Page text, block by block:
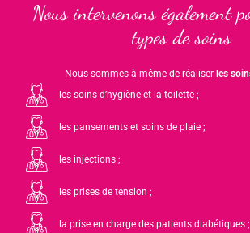
Nous intervenons également
types de soins
Nous sommes à même de réaliser les
les soins d’hygiène et la toilette ;
les pansements et soins de plaie ;
les injections ;
les prises de tension ;
la prise en charge des patients diabétiques ;